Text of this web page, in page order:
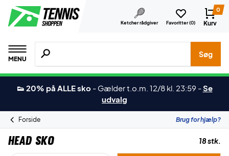
Ketcher rådgiver Favoritter (0)
0
Kurv
MENU
Søg efter produkter, mærker etc.
Søg
👟 20% på ALLE sko - Gælder t.o.m. 12/8 kl. 23:59 -Se
udvalg
Forside Brug for hjælp?
Head Sko 18 stk.